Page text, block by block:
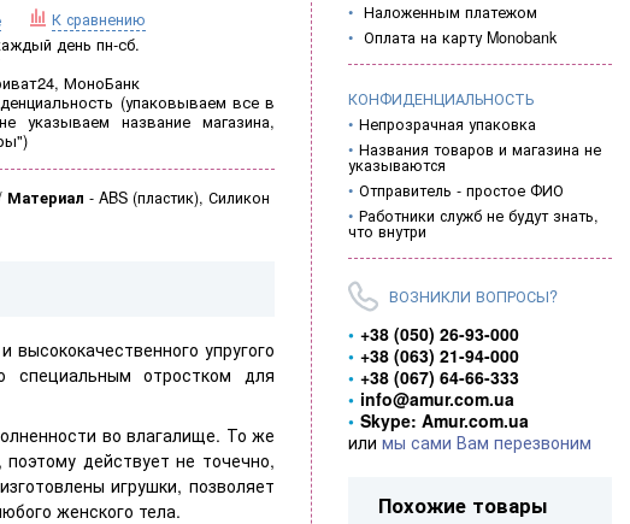
К сравнению
день пн-сб.
МоноБанк
(упаковываем все в
указываем название магазина,
Материал - ABS (пластик), Силикон
упругого
специальным отростком для
во влагалище. То же
действует не точечно,
игрушки, позволяет
женского тела.
Наложенным платежом
Оплата на карту Monobank
КОНФИДЕНЦИАЛЬНОСТЬ
Непрозрачная упаковка
Названия товаров и магазина не
указываются
Отправитель - простое ФИО
Работники служб не будут знать,
что внутри
ВОЗНИКЛИ ВОПРОСЫ?
+38 (050) 26-93-000
+38 (063) 21-94-000
+38 (067) 64-66-333
info@amur.com.ua
Skype: Amur.com.ua
или мы сами Вам перезвоним
Похожие товары